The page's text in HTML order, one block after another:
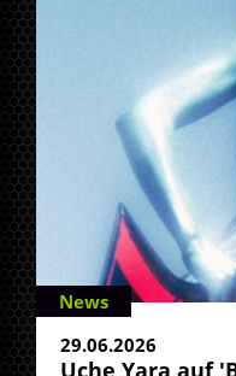
News
29.06.2026
Uche Yara auf